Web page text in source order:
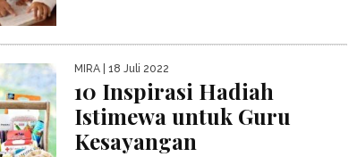
MIRA | 18 Juli 2022
10 Inspirasi Hadiah
Istimewa untuk Guru
Kesayangan